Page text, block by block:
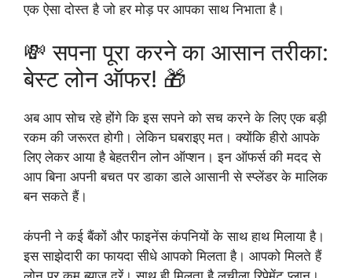
एक ऐसा दोस्त है जो हर मोड़ पर आपका साथ निभाता है।
💸 सपना पूरा करने का आसान तरीका:
बेस्ट लोन ऑफर! 🎁
अब आप सोच रहे होंगे कि इस सपने को सच करने के लिए एक बड़ी
रकम की जरूरत होगी। लेकिन घबराइए मत। क्योंकि हीरो आपके
लिए लेकर आया है बेहतरीन लोन ऑप्शन। इन ऑफर्स की मदद से
आप बिना अपनी बचत पर डाका डाले आसानी से स्प्लेंडर के मालिक
बन सकते हैं।
कंपनी ने कई बैंकों और फाइनेंस कंपनियों के साथ हाथ मिलाया है।
इस साझेदारी का फायदा सीधे आपको मिलता है। आपको मिलते हैं